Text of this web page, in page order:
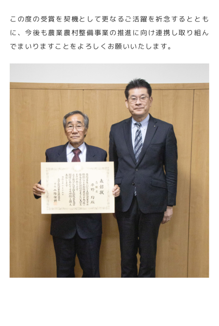
この度の受賞を契機として更なるご活躍を祈念するととも
に、今後も農業農村整備事業の推進に向け連携し取り組ん
でまいりますことをよろしくお願いいたします。